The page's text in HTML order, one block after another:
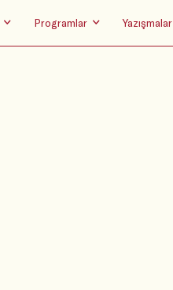
Programlar Yazışmalar